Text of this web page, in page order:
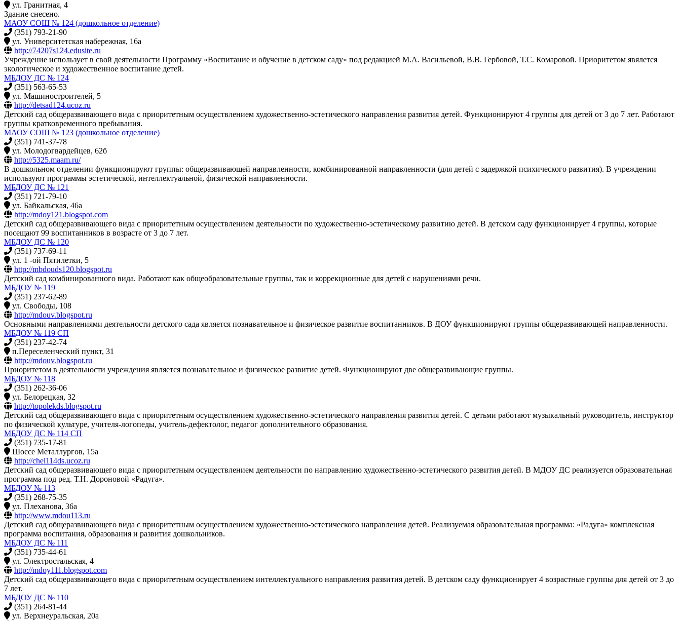
ул. Гранитная, 4
Здание снесено.
МАОУ СОШ № 124 (дошкольное отделение)
(351) 793-21-90
ул. Университетская набережная, 16а
http://74207s124.edusite.ru
Учреждение использует в свой деятельности Программу «Воспитание и обучение в детском саду» под редакцией М.А. Васильевой, В.В. Гербовой, Т.С. Комаровой. Приоритетом явялется
экологическое и художественное воспитание детей.
МБДОУ ДС № 124
(351) 563-65-53
ул. Машиностроителей, 5
http://detsad124.ucoz.ru
Детский сад общеразвивающего вида с приоритетным осуществлением художественно-эстетического направления развития детей. Функционируют 4 группы для детей от 3 до 7 лет. Работают
группы кратковременного пребывания.
МАОУ СОШ № 123 (дошкольное отделение)
(351) 741-37-78
ул. Молодогвардейцев, 62б
http://5325.maam.ru/
В дошкольном отделении функционируют группы: общеразвивающей направленности, комбинированной направленности (для детей с задержкой психического развития). В учреждении
используют программы эстетической, интеллектуальной, физической направленности.
МБДОУ ДС № 121
(351) 721-79-10
ул. Байкальская, 46а
http://mdoy121.blogspot.com
Детский сад общеразвивающего вида с приоритетным осуществлением деятельности по художественно-эстетическому развитию детей. В детском саду функционирует 4 группы, которые
посещают 99 воспитанников в возрасте от 3 до 7 лет.
МБДОУ ДС № 120
(351) 737-69-11
ул. 1 -ой Пятилетки, 5
http://mbdouds120.blogspot.ru
Детский сад комбинированного вида. Работают как общеобразовательные группы, так и коррекционные для детей с нарушениями речи.
МБДОУ № 119
(351) 237-62-89
ул. Свободы, 108
http://mdouv.blogspot.ru
Основными направлениями деятельности детского сада является познавательное и физическое развитие воспитанников. В ДОУ функционируют группы общеразвивающей направленности.
МБДОУ № 119 СП
(351) 237-42-74
п.Переселенческий пункт, 31
http://mdouv.blogspot.ru
Приоритетом в деятельности учреждения является познавательное и физическое развитие детей. Функционируют две общеразвивающие группы.
МБДОУ № 118
(351) 262-36-06
ул. Белорецкая, 32
http://topolekds.blogspot.ru
Детский сад общеразвивающего вида с приоритетным осуществлением художественно-эстетического направления развития детей. С детьми работают музыкальный руководитель, инструктор
по физической культуре, учителя-логопеды, учитель-дефектолог, педагог дополнительного образования.
МБДОУ ДС № 114 СП
(351) 735-17-81
Шоссе Металлургов, 15а
http://chel114ds.ucoz.ru
Детский сад общеразвивающего вида с приоритетным осуществлением деятельности по направлению художественно-эстетического развития детей. В МДОУ ДС реализуется образовательная
программа под ред. Т.Н. Дороновой «Радуга».
МБДОУ № 113
(351) 268-75-35
ул. Плеханова, 36а
http://www.mdou113.ru
Детский сад общеразвивающего вида с приоритетным осуществлением художественно-эстетического направления детей. Реализуемая образовательная программа: «Радуга» комплексная
программа воспитания, образования и развития дошкольников.
МБДОУ ДС № 111
(351) 735-44-61
ул. Электростальская, 4
http://mdoy111.blogspot.com
Детский сад общеразвивающего вида с приоритетным осуществлением интеллектуального направления развития детей. В детском саду функционирует 4 возрастные группы для детей от 3 до
7 лет.
МБДОУ ДС № 110
(351) 264-81-44
ул. Верхнеуральская, 20а